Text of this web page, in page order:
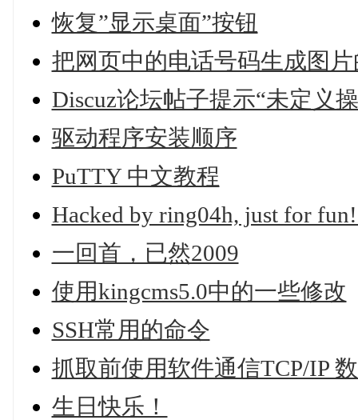
恢复”显示桌面”按钮
把网页中的电话号码生成图片
Discuz论坛帖子提示“未定义
驱动程序安装顺序
PuTTY 中文教程
Hacked by ring04h, just for
一回首，已然2009
使用kingcms5.0中的一些修改
SSH常用的命令
抓取前使用软件通信TCP/IP
生日快乐！